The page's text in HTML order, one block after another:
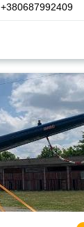
+380687992409